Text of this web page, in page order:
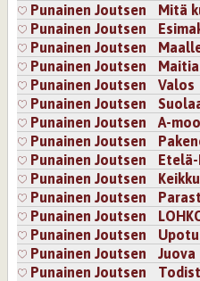
Punainen Joutsen
Mitä
Punainen Joutsen
Punainen Joutsen
Punainen Joutsen
Punainen Joutsen
Valos
Punainen Joutsen
Punainen Joutsen
A-
Punainen Joutsen
Punainen Joutsen
Punainen Joutsen
Punainen Joutsen
Punainen Joutsen
Punainen Joutsen
Punainen Joutsen
Juova
Punainen Joutsen